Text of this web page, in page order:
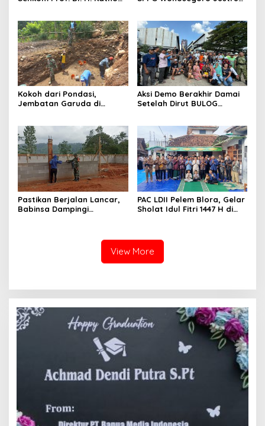
Baru Pariwisata dan
Ketahanan Ekonomi
Kokoh dari Pondasi,
Jembatan Garuda di
Beban Maksimal
Aksi Demo Berakhir Damai
Setelah Dirut BULOG
Blora melalui PT GMM
Sesuai Harga Pemerintah
Pastikan Berjalan Lancar,
Babinsa Dampingi
PAC LDII Pelem Blora, Gelar
Sholat Idul Fitri 1447 H di
View More